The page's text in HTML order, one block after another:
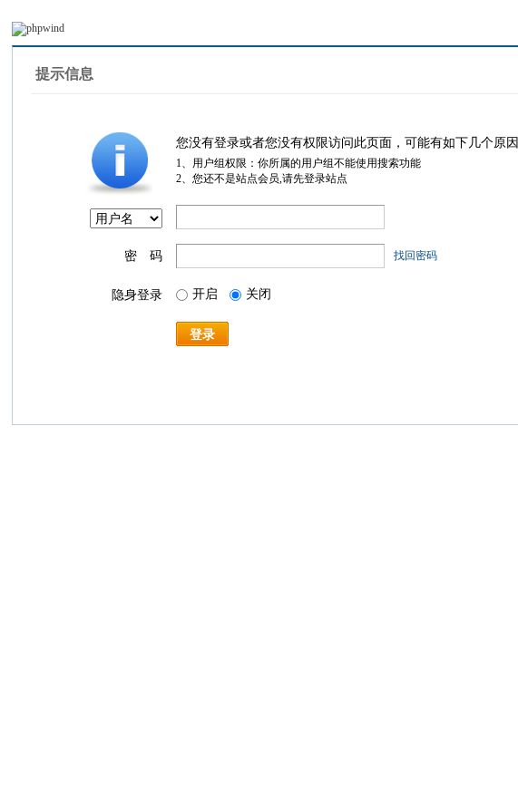
提示信息
您没有登录或者您没有权限访问此页面，可能有如下几个原因
1、用户组权限：你所属的用户组不能使用搜索功能
2、您还不是站点会员,请先登录站点
密 码 找回密码
隐身登录 开启 关闭
登录